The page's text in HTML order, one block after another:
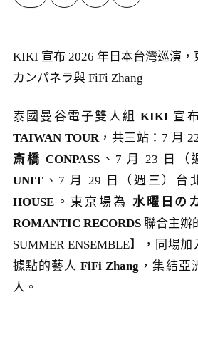
KIKI 宣布 2026 年日本台灣巡演
カンパネラ與 FiFi Zhang
泰國曼谷電子雙人組KIKI 宣
TAIWAN TOUR，共三站：7 月
斎橋 CONPASS 、7 月 23 日（
UNIT 、7 月 29 日（週三）台
HOUSE 。東京場為 水曜日の
ROMANTIC RECORDS 聯合主辦
SUMMER ENSEMBLE】，同場
據點的藝人FiFi Zhang ，集結亞
人。